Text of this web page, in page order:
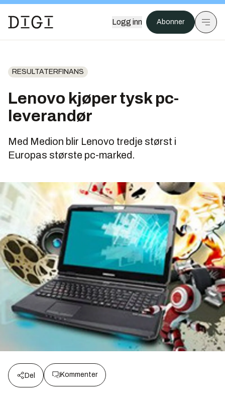
Logg inn Abonner
RESULTATERFINANS
Lenovo kjøper tysk pc-
leverandør
Med Medion blir Lenovo tredje størst i
Europas største pc-marked.
Del Kommenter